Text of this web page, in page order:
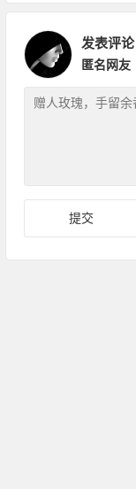
发表评论
匿名网友